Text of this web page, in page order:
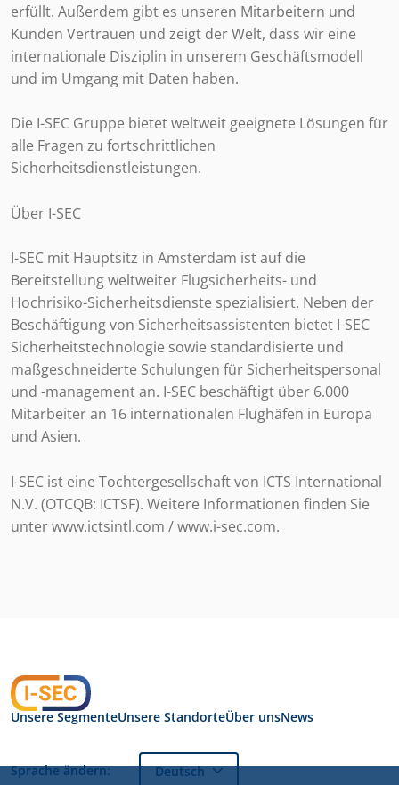
erfüllt. Außerdem gibt es unseren Mitarbeitern und
Kunden Vertrauen und zeigt der Welt, dass wir eine
internationale Disziplin in unserem Geschäftsmodell
und im Umgang mit Daten haben.
Die I-SEC Gruppe bietet weltweit geeignete Lösungen für
alle Fragen zu fortschrittlichen
Sicherheitsdienstleistungen.
Über I-SEC
I-SEC mit Hauptsitz in Amsterdam ist auf die
Bereitstellung weltweiter Flugsicherheits- und
Hochrisiko-Sicherheitsdienste spezialisiert. Neben der
Beschäftigung von Sicherheitsassistenten bietet I-SEC
Sicherheitstechnologie sowie standardisierte und
maßgeschneiderte Schulungen für Sicherheitspersonal
und -management an. I-SEC beschäftigt über 6.000
Mitarbeiter an 16 internationalen Flughäfen in Europa
und Asien.
I-SEC ist eine Tochtergesellschaft von ICTS International
N.V. (OTCQB: ICTSF). Weitere Informationen finden Sie
unter www.ictsintl.com / www.i-sec.com.
Unsere SegmenteUnsere StandorteÜber unsNews
Sprache ändern: Deutsch